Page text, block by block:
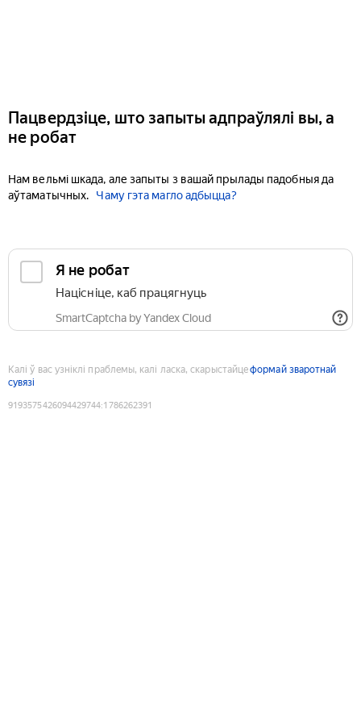
Пацвердзіце, што запыты адпраўлялі вы, а
не робат
Нам вельмі шкада, але запыты з вашай прылады падобныя да
аўтаматычных.
Чаму гэта магло адбыцца?
Я не робат
Націсніце, каб працягнуць
SmartCaptcha by Yandex Cloud
Калі ў вас узніклі праблемы, калі ласка, скарыстайцеформай зваротнай
сувязі
9193575426094429744:1786262391